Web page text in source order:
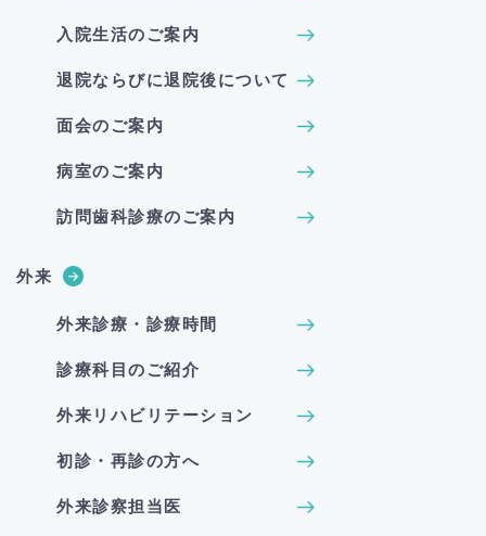
入院生活のご案内
退院ならびに退院後について
面会のご案内
病室のご案内
訪問歯科診療のご案内
外来
外来診療・診療時間
診療科目のご紹介
外来リハビリテーション
初診・再診の方へ
外来診察担当医